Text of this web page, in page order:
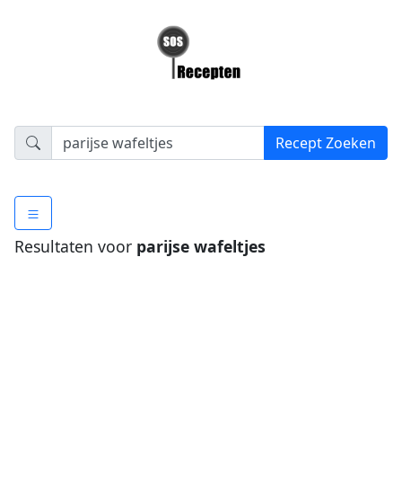
Resultaten voor parijse wafeltjes